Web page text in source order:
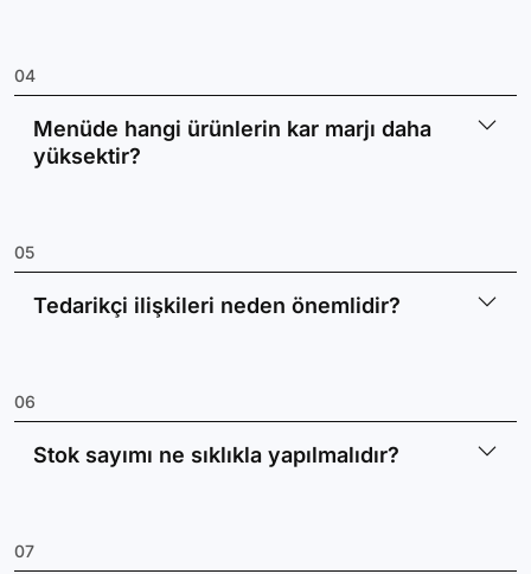
04
Menüde hangi ürünlerin kar marjı daha
yüksektir?
05
Tedarikçi ilişkileri neden önemlidir?
06
Stok sayımı ne sıklıkla yapılmalıdır?
07